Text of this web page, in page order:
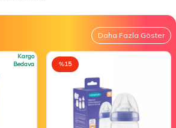
Daha Fazla Göster
Kargo
Bedava
%15